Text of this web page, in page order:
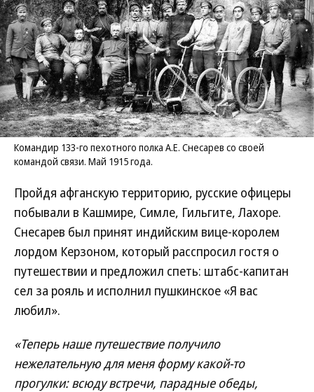
Командир 133-го пехотного полка А.Е. Снесарев со своей
командой связи. Май 1915 года.
Пройдя афганскую территорию, русские офицеры
побывали в Кашмире, Симле, Гильгите, Лахоре.
Снесарев был принят индийским вице-королем
лордом Керзоном, который расспросил гостя о
путешествии и предложил спеть: штабс-капитан
сел за рояль и исполнил пушкинское «Я вас
любил».
«Теперь наше путешествие получило
нежелательную для меня форму какой-то
прогулки: всюду встречи, парадные обеды,